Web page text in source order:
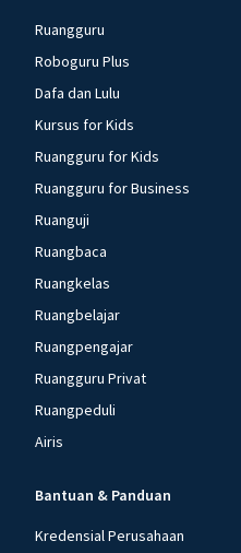
Ruangguru
Roboguru Plus
Dafa dan Lulu
Kursus for Kids
Ruangguru for Kids
Ruangguru for Business
Ruanguji
Ruangbaca
Ruangkelas
Ruangbelajar
Ruangpengajar
Ruangguru Privat
Ruangpeduli
Airis
Bantuan & Panduan
Kredensial Perusahaan